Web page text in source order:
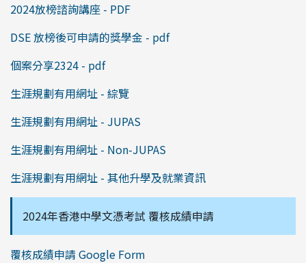
2024放榜諮詢講座 - PDF
DSE 放榜後可申請的獎學金 - pdf
個案分享2324 - pdf
生涯規劃有用網址 - 綜覽
生涯規劃有用網址 - JUPAS
生涯規劃有用網址 - Non-JUPAS
生涯規劃有用網址 - 其他升學及就業資訊
2024年香港中學文憑考試 覆核成績申請
覆核成績申請 Google Form